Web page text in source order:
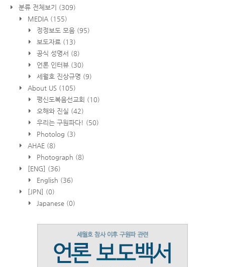
분류 전체보기 (309)
MEDIA (155)
정정보도 모음 (95)
보도자료 (13)
공식 성명서 (8)
언론 인터뷰 (30)
세월호 진상규명 (9)
About US (105)
평신도복음선교회 (10)
오해와 진실 (42)
우리는 구원파다! (50)
Photolog (3)
AHAE (8)
Photograph (8)
[ENG] (36)
English (36)
[JPN] (0)
Japanese (0)